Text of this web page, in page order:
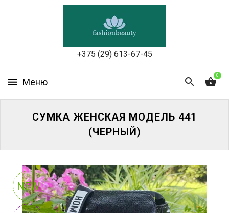
+375 (29) 613-67-45
0
УХОД
ТЕЛОМ
БЬЮТИ-
БОКСЫ
СУМКА ЖЕНСКАЯ МОДЕЛЬ 441
(ЧЕРНЫЙ)
NEW